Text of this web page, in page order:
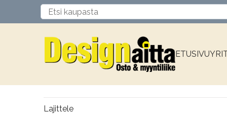
ETUSIVU
Lajittele